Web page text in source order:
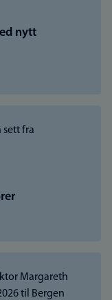
nytt